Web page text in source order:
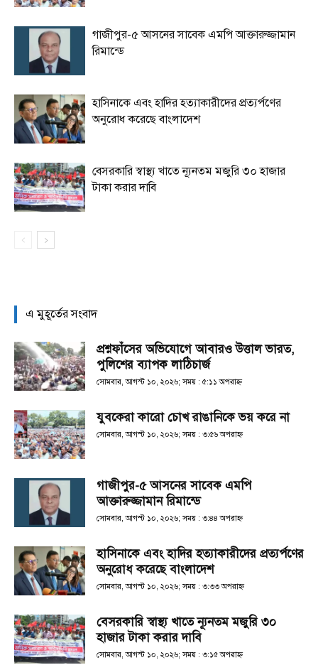
গাজীপুর-৫ আসনের সাবেক এমপি আক্তারুজ্জামান
রিমান্ডে
হাসিনাকে এবং হা‌দির হত্যাকারীদের প্রত্যর্পণের
অনুরোধ করেছে বাংলাদেশ
বেসরকারি স্বাস্থ্য খাতে ন্যূনতম মজুরি ৩০ হাজার
টাকা করার দাবি
এ মুহূর্তের সংবাদ
প্রশ্নফাঁসের অভিযোগে আবারও উত্তাল ভারত,
পুলিশের ব্যাপক লাঠিচার্জ
সোমবার, আগস্ট ১০, ২০২৬; সময় : ৫:১১ অপরাহ্ণ
যুবকেরা কারো চোখ রাঙানিকে ভয় করে না
সোমবার, আগস্ট ১০, ২০২৬; সময় : ৩:৫৬ অপরাহ্ণ
গাজীপুর-৫ আসনের সাবেক এমপি
আক্তারুজ্জামান রিমান্ডে
সোমবার, আগস্ট ১০, ২০২৬; সময় : ৩:৪৪ অপরাহ্ণ
হাসিনাকে এবং হা‌দির হত্যাকারীদের প্রত্যর্পণের
অনুরোধ করেছে বাংলাদেশ
সোমবার, আগস্ট ১০, ২০২৬; সময় : ৩:৩৩ অপরাহ্ণ
বেসরকারি স্বাস্থ্য খাতে ন্যূনতম মজুরি ৩০
হাজার টাকা করার দাবি
সোমবার, আগস্ট ১০, ২০২৬; সময় : ৩:১৫ অপরাহ্ণ